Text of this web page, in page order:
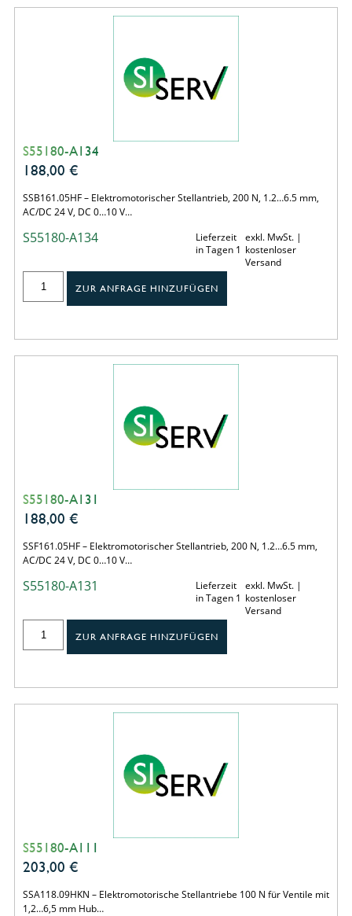
S55180-A134
188,00 €
SSB161.05HF – Elektromotorischer Stellantrieb, 200 N, 1.2…6.5 mm,
AC/DC 24 V, DC 0…10 V…
S55180-A134
Lieferzeit
in Tagen 1
exkl. MwSt. |
kostenloser
Versand
ZUR ANFRAGE HINZUFÜGEN
S55180-A131
188,00 €
SSF161.05HF – Elektromotorischer Stellantrieb, 200 N, 1.2…6.5 mm,
AC/DC 24 V, DC 0…10 V…
S55180-A131
Lieferzeit
in Tagen 1
exkl. MwSt. |
kostenloser
Versand
ZUR ANFRAGE HINZUFÜGEN
S55180-A111
203,00 €
SSA118.09HKN – Elektromotorische Stellantriebe 100 N für Ventile mit
1,2…6,5 mm Hub…